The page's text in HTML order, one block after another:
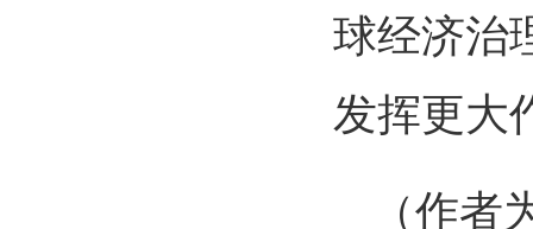
球经济治
发挥更大
（作